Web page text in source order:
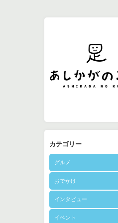
カテゴリー
グルメ
おでかけ
インタビュー
イベント